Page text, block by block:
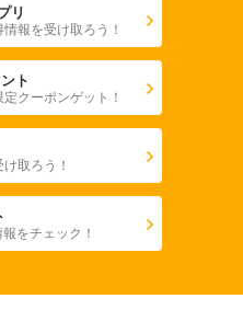
リ
報を受け取ろう！
ト
クーポンゲット！
取ろう！
をチェック！